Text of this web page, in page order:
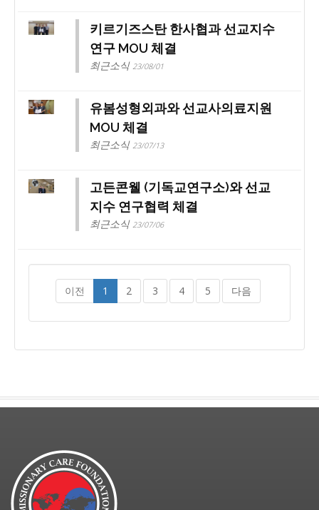
키르기즈스탄 한사협과 선교지수
연구 MOU 체결
최근소식 23/08/01
유봄성형외과와 선교사의료지원
MOU 체결
최근소식 23/07/13
고든콘웰 (기독교연구소)와 선교
지수 연구협력 체결
최근소식 23/07/06
이전 1 2 3 4 5 다음